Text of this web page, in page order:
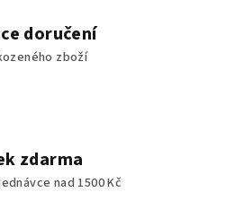
doručení
zboží
zdarma
nad 1500 Kč